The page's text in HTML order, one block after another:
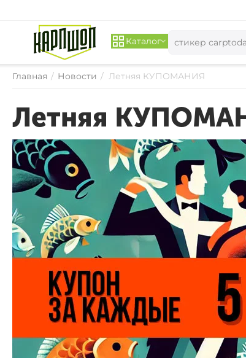
Каталог
Главная / Новости / Летняя КУПОМАНИЯ
Летняя